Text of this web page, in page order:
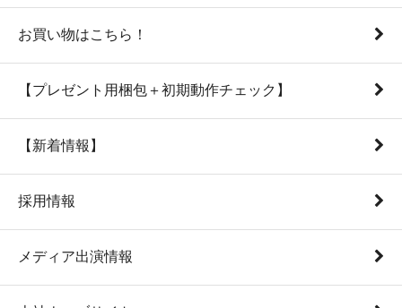
お買い物はこちら！
【プレゼント用梱包＋初期動作チェック】
【新着情報】
採用情報
メディア出演情報